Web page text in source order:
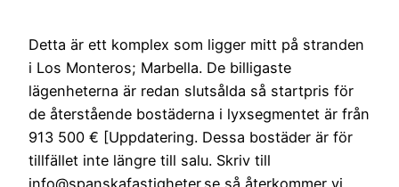
Detta är ett komplex som ligger mitt på stranden
i Los Monteros; Marbella. De billigaste
lägenheterna är redan slutsålda så startpris för
de återstående bostäderna i lyxsegmentet är från
913 500 € [Uppdatering. Dessa bostäder är för
tillfället inte längre till salu. Skriv till